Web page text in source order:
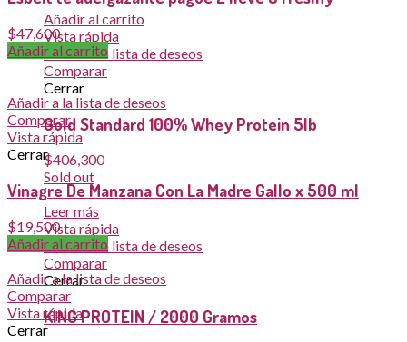
Añadir al carrito
Vista rápida
Añadir a la lista de deseos
Comparar
Cerrar
Gold Standard 100% Whey Protein 5lb
$406,300
Sold out
Leer más
Vista rápida
Añadir a la lista de deseos
Comparar
Cerrar
KING PROTEIN / 2000 Gramos
$47,600
Añadir al carrito
Añadir a la lista de deseos
Comparar
Vista rápida
Cerrar
Vinagre De Manzana Con La Madre Gallo x 500 ml
$19,500
Añadir al carrito
Añadir a la lista de deseos
Comparar
Vista rápida
Cerrar